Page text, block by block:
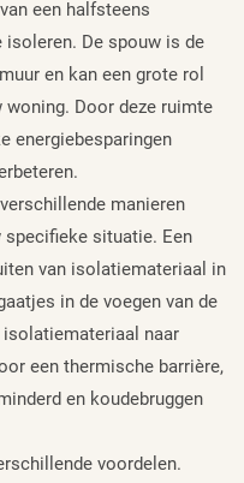
een halfsteens
De spouw is de
en kan een grote rol
woning. Door deze ruimte
energiebesparingen
manieren
specifieke situatie. Een
van isolatiemateriaal in
in de voegen van de
naar
een thermische barrière,
en koudebruggen
voordelen.